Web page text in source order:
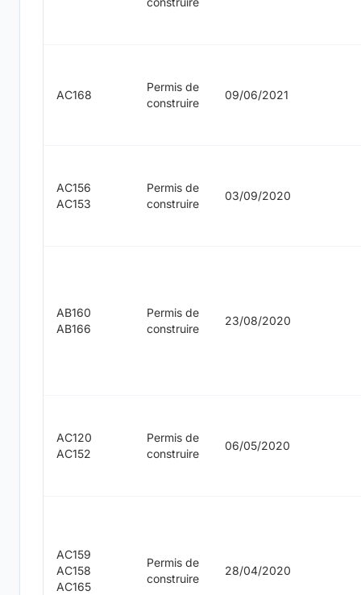
AC168
Permis de
construire
09/06/2021
AC156
AC153
Permis de
construire
03/09/2020
AB160
AB166
Permis de
construire
23/08/2020
AC120
AC152
Permis de
construire
06/05/2020
AC159
AC158
AC165
Permis de
construire
28/04/2020